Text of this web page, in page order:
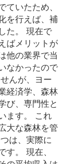
いたため、
を行えば、補
た。 現在で
ばメリットが
他の業界で当
なかったので
んが、ヨー
経済学、森林
び、専門性と
ます。 これ
大な森林を管
は、実際に
。 現在、